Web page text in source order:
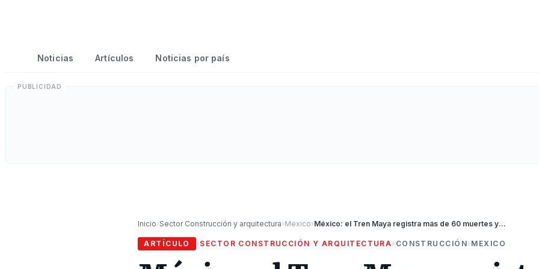
Noticias Artículos Noticias por país
Inicio›Sector Construcción y arquitectura›Mexico› México: el Tren Maya registra más de 60 muertes y polémicas por corrupción
ARTÍCULO › SECTOR CONSTRUCCIÓN Y ARQUITECTURA› CONSTRUCCIÓN› MEXICO